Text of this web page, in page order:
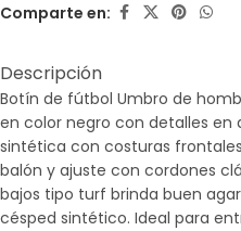
Comparte en:
Descripción
Botín de fútbol Umbro de
en color negro con detalles en
sintética con costuras
balón y ajuste con cordones
bajos tipo turf brinda buen
césped sintético. Ideal para